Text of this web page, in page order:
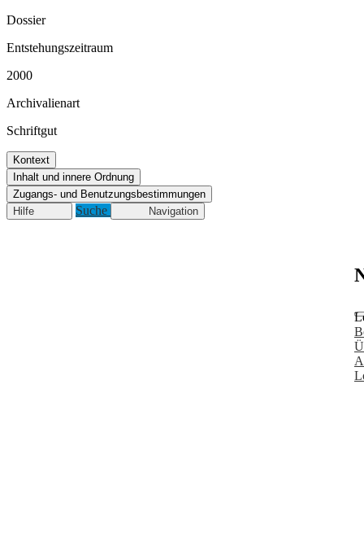
Dossier
Entstehungszeitraum
2000
Archivalienart
Schriftgut
Kontext
Inhalt und innere Ordnung
Zugangs- und Benutzungsbestimmungen
Hilfe
Suche Navigation